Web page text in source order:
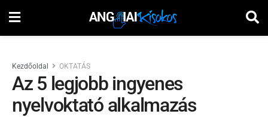
Kezdőoldal OKTATÁS
Az 5 legjobb ingyenes
nyelvoktató alkalmazás